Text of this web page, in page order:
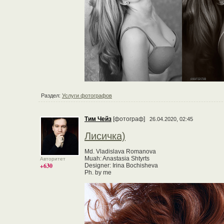
Раздел: Услуги фотографов
Авторитет
+630
Тим Чейз [фотограф] 26.04.2020, 02:45
Лисичка)
Md. Vladislava Romanova
Muah: Anastasia Shtyrts
Designer: Irina Bochisheva
Ph. by me